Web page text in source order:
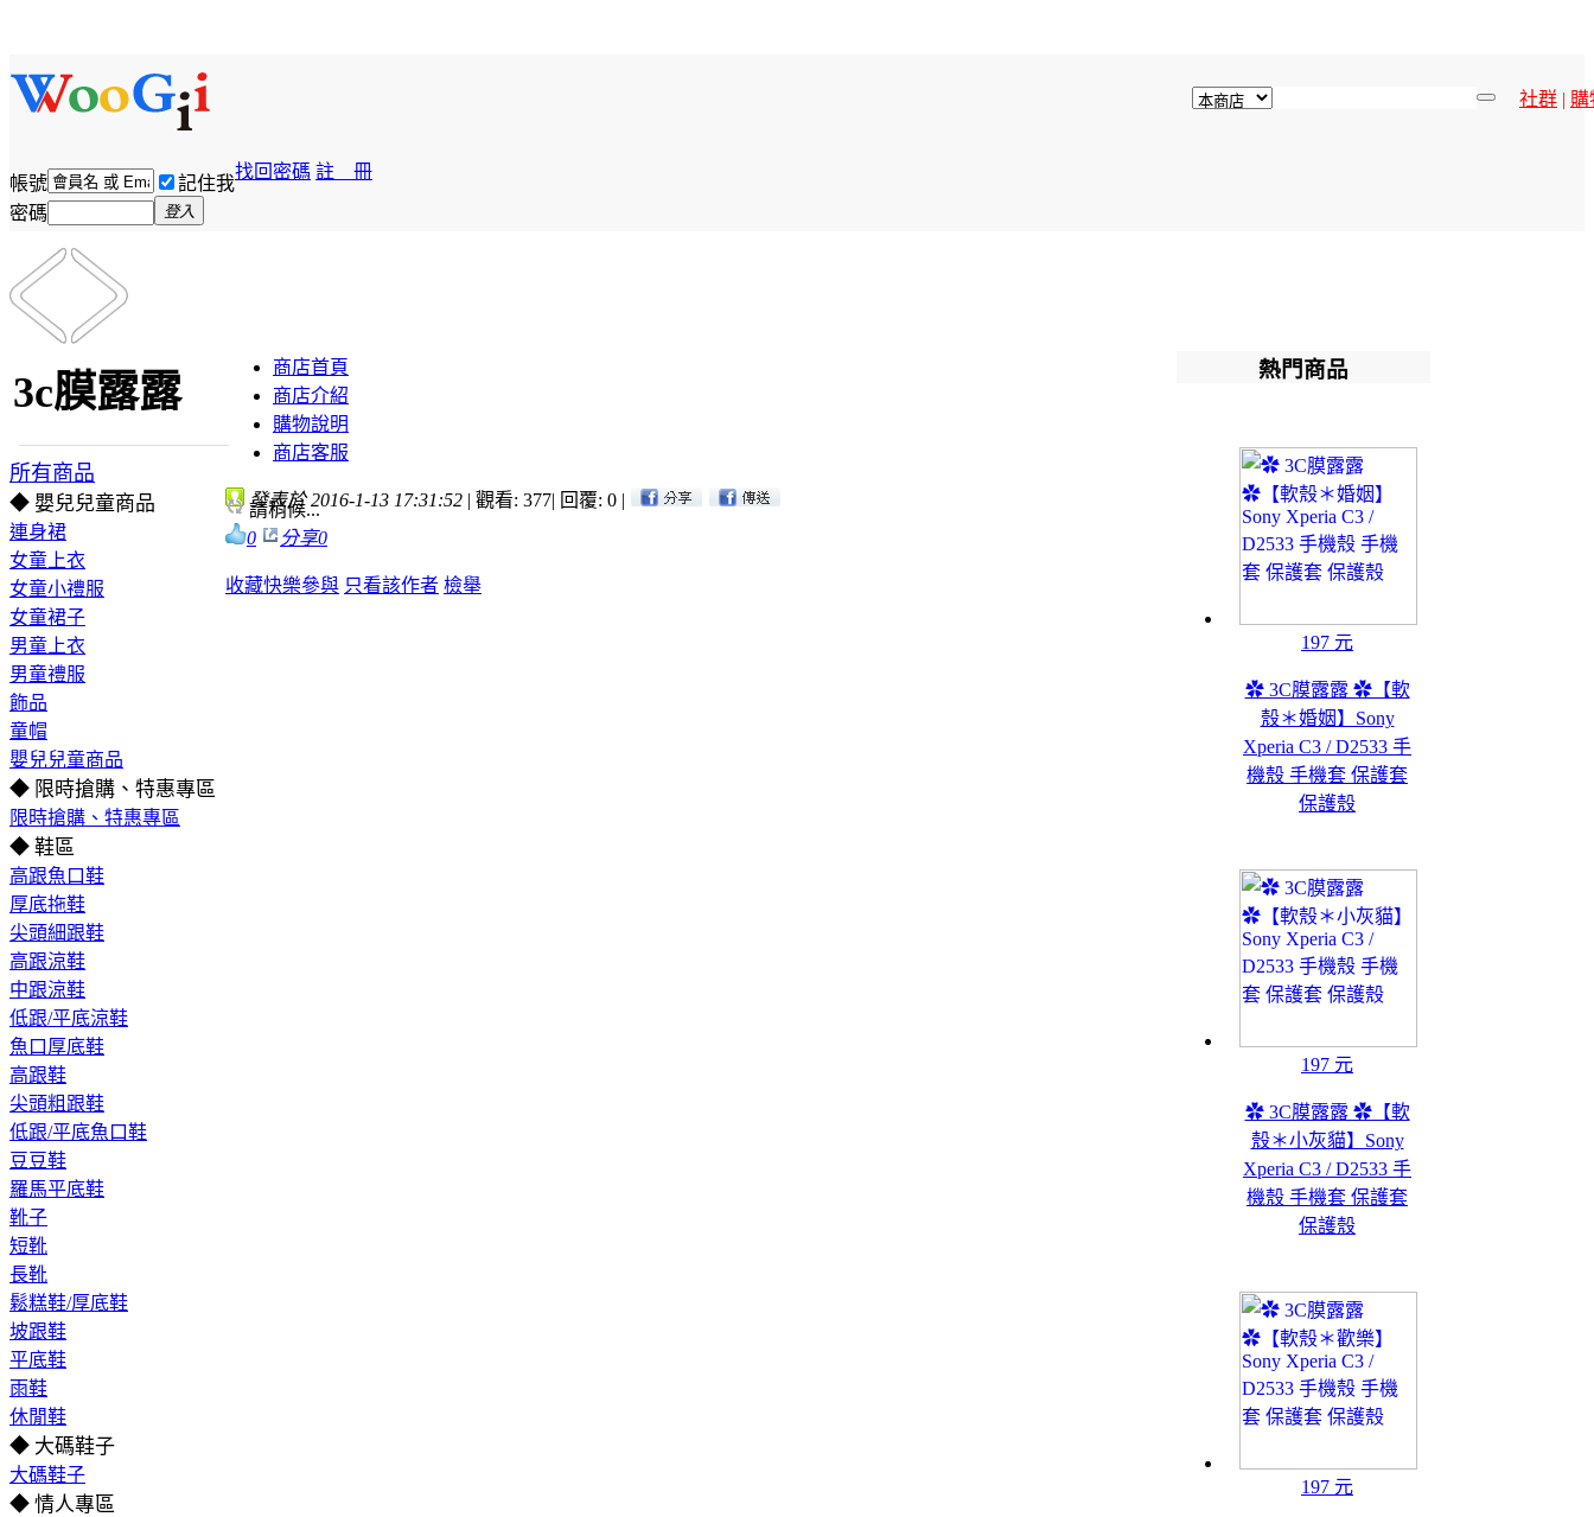
社群 | 購
帳號 記住我
找回密碼 註 冊
密碼 登入
3c膜露露
所有商品
◆ 嬰兒兒童商品
連身裙
女童上衣
女童小禮服
女童裙子
男童上衣
男童禮服
飾品
童帽
嬰兒兒童商品
◆ 限時搶購、特惠專區
限時搶購、特惠專區
◆ 鞋區
高跟魚口鞋
厚底拖鞋
尖頭細跟鞋
高跟涼鞋
中跟涼鞋
低跟/平底涼鞋
魚口厚底鞋
高跟鞋
尖頭粗跟鞋
低跟/平底魚口鞋
豆豆鞋
羅馬平底鞋
靴子
短靴
長靴
鬆糕鞋/厚底鞋
坡跟鞋
平底鞋
雨鞋
休閒鞋
◆ 大碼鞋子
大碼鞋子
◆ 情人專區
商店首頁
商店介紹
購物說明
商店客服
發表於 2016-1-13 17:31:52 | 觀看: 377| 回覆: 0 |
請稍候...
0
分享0
收藏快樂參與 只看該作者 檢舉
熱門商品
197 元
✿ 3C膜露露 ✿【軟
殼＊婚姻】Sony
Xperia C3 / D2533 手
機殼 手機套 保護套
保護殼
197 元
✿ 3C膜露露 ✿【軟
殼＊小灰貓】Sony
Xperia C3 / D2533 手
機殼 手機套 保護套
保護殼
197 元